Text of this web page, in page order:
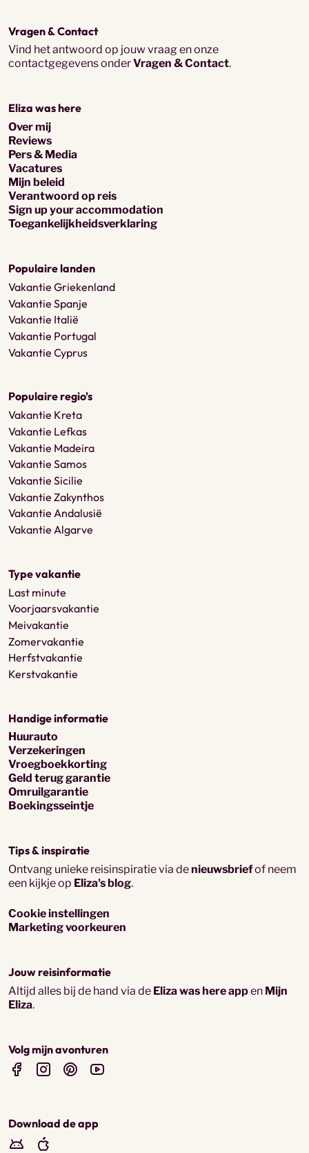
Vragen & Contact
Vind het antwoord op jouw vraag en onze
contactgegevens onderVragen & Contact.
Eliza was here
Over mij
Reviews
Pers & Media
Vacatures
Mijn beleid
Verantwoord op reis
Sign up your accommodation
Toegankelijkheidsverklaring
Populaire landen
Vakantie Griekenland
Vakantie Spanje
Vakantie Italië
Vakantie Portugal
Vakantie Cyprus
Populaire regio's
Vakantie Kreta
Vakantie Lefkas
Vakantie Madeira
Vakantie Samos
Vakantie Sicilie
Vakantie Zakynthos
Vakantie Andalusië
Vakantie Algarve
Type vakantie
Last minute
Voorjaarsvakantie
Meivakantie
Zomervakantie
Herfstvakantie
Kerstvakantie
Handige informatie
Huurauto
Verzekeringen
Vroegboekkorting
Geld terug garantie
Omruilgarantie
Boekingsseintje
Tips & inspiratie
Ontvang unieke reisinspiratie via denieuwsbriefof neem
een kijkje op Eliza's blog.
Cookie instellingen
Marketing voorkeuren
Jouw reisinformatie
Altijd alles bij de hand via de Eliza was here appen Mijn
Eliza.
Volg mijn avonturen
Download de app